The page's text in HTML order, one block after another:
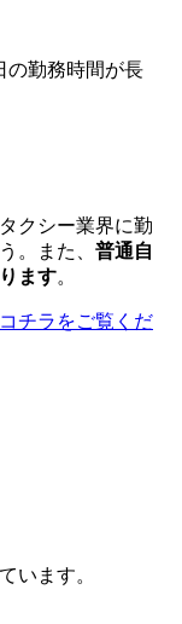
の勤務時間が長
クシー業界に勤
。また、 普通自
ます。
チラをご覧くだ
います。